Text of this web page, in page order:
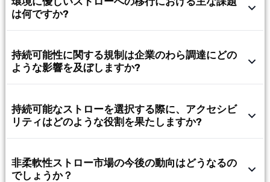
は何ですか?
持続可能性に関する規制は企業のわら調達にどの
ような影響を及ぼしますか?
持続可能なストローを選択する際に、アクセシビ
リティはどのような役割を果たしますか?
非柔軟性ストロー市場の今後の動向はどうなるの
でしょうか？